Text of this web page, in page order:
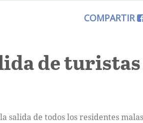
COMPARTIR
de
salida de todos los residentes